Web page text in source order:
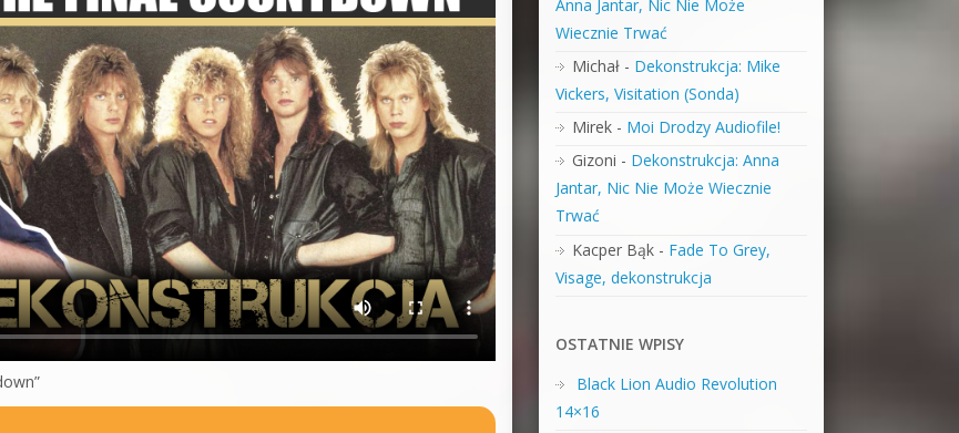
Anna Jantar, Nic Nie Może
Wiecznie Trwać
Michał- Dekonstrukcja: Mike
Vickers, Visitation (Sonda)
Mirek- Moi Drodzy Audiofile!
Gizoni - Dekonstrukcja: Anna
Jantar, Nic Nie Może Wiecznie
Trwać
Kacper Bąk- Fade To Grey,
Visage, dekonstrukcja
OSTATNIE WPISY
Black Lion Audio Revolution
14×16